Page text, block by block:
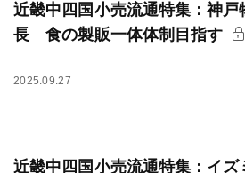
近畿中四国小売流通特集：神戸
長 食の製販一体体制目指す
2025.09.27
近畿中四国小売流通特集：イズ